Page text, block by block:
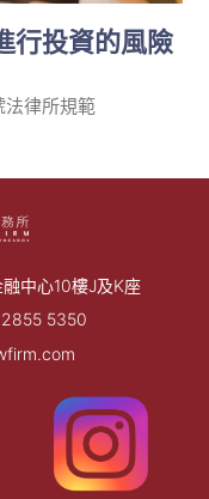
行投資的風險
法律所規範
中心10樓J及K座
2855 5350